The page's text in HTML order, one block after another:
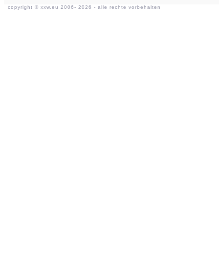
copyright © xxw.eu 2006- 2026 - alle rechte vorbehalten